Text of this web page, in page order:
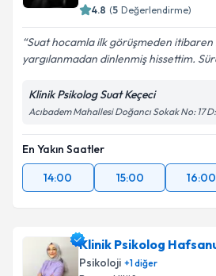
4.8 (5 Değerlendirme)
Suat hocamla ilk görüşmeden itibaren
yargılanmadan dinlenmiş hissettim.
Klinik Psikolog Suat Keçeci
Acıbadem Mahallesi Doğancı Sokak No: 17 D:
En Yakın Saatler
14:00
15:00 16:00
Klinik Psikolog
Psikoloji +1diğer